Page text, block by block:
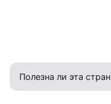
Полезна ли эта